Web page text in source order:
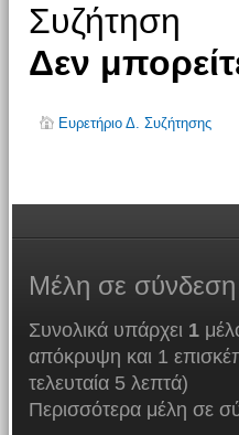
Συζήτηση
Δεν
Ευρετήριο Δ. Συζήτησης
Μέλη σε σύνδεση
Συνολικά υπάρχει 1
απόκρυψη και 1
τελευταία 5 λεπτά)
Περισσότερα μέλη σε